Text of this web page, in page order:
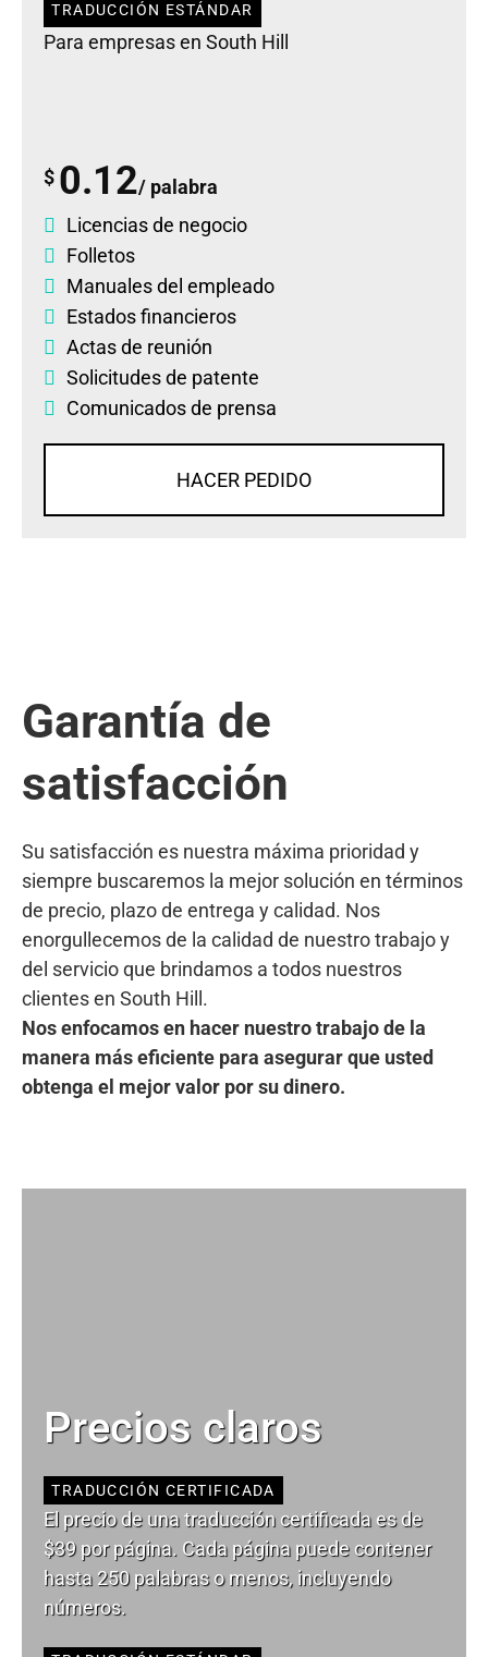
TRADUCCIÓN ESTÁNDAR
Para empresas en South Hill
$ 0.12/ palabra
Licencias de negocio
Folletos
Manuales del empleado
Estados financieros
Actas de reunión
Solicitudes de patente
Comunicados de prensa
HACER PEDIDO
Garantía de
satisfacción
Su satisfacción es nuestra máxima prioridad y
siempre buscaremos la mejor solución en términos
de precio, plazo de entrega y calidad. Nos
enorgullecemos de la calidad de nuestro trabajo y
del servicio que brindamos a todos nuestros
clientes en South Hill.
Nos enfocamos en hacer nuestro trabajo de la
manera más eficiente para asegurar que usted
obtenga el mejor valor por su dinero.
Precios claros
TRADUCCIÓN CERTIFICADA
El precio de una traducción certificada es de
$39 por página. Cada página puede contener
hasta 250 palabras o menos, incluyendo
números.